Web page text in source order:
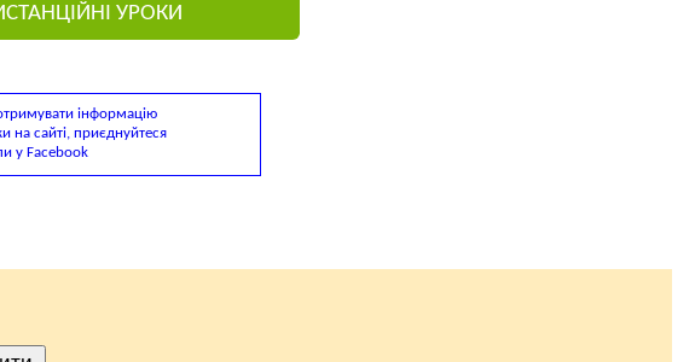
УРОКИ
інформацію
на сайті, приєднуйтеся
у Facebook